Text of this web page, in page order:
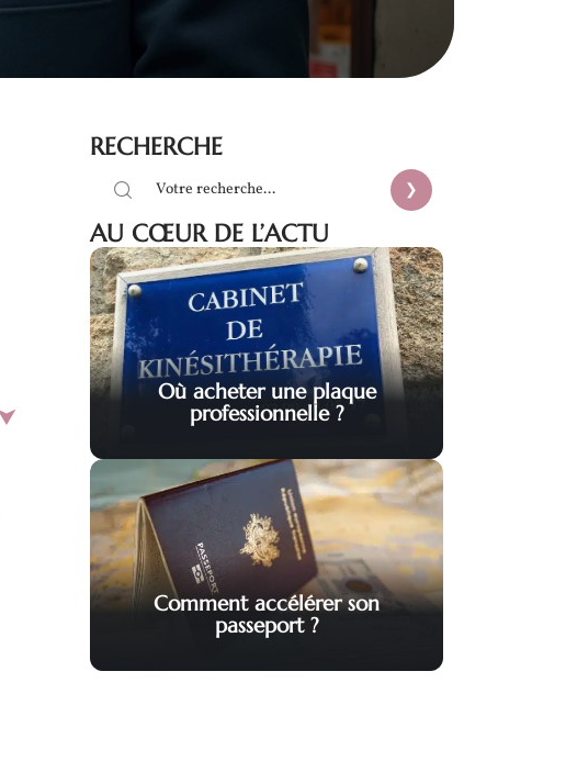
RECHERCHE
AU CŒUR DE L’ACTU
Où acheter une plaque
professionnelle ?
Comment accélérer son
passeport ?